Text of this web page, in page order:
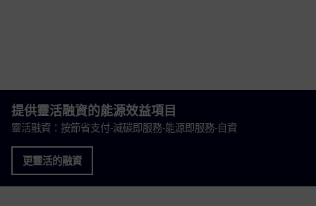
提供靈活融資的能源效益項目
靈活融資：按節省支付-減碳即服務-能源即服務-自資
更靈活的融資